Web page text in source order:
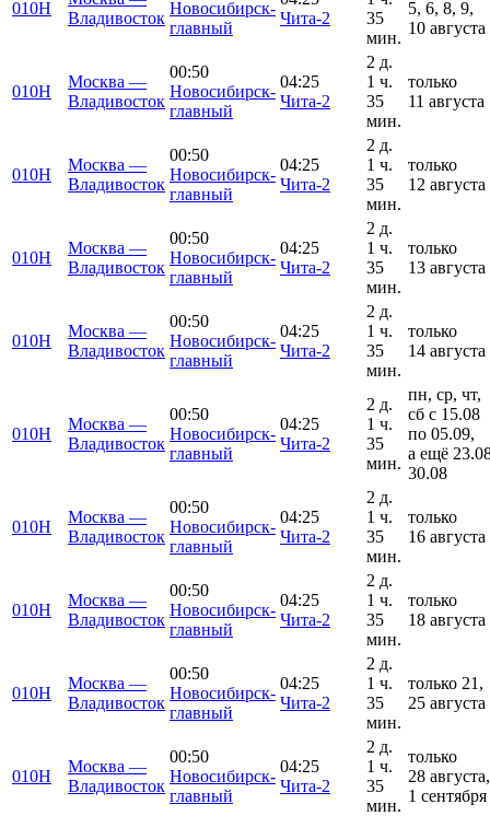
010Н
Владивосток
Новосибирск-
главный
Чита-2
35
мин.
5, 6, 8, 9,
10 августа
010Н
Москва —
Владивосток
00:50
Новосибирск-
главный
04:25
Чита-2
2 д.
1 ч.
35
мин.
только
11 августа
010Н
Москва —
Владивосток
00:50
Новосибирск-
главный
04:25
Чита-2
2 д.
1 ч.
35
мин.
только
12 августа
010Н
Москва —
Владивосток
00:50
Новосибирск-
главный
04:25
Чита-2
2 д.
1 ч.
35
мин.
только
13 августа
010Н
Москва —
Владивосток
00:50
Новосибирск-
главный
04:25
Чита-2
2 д.
1 ч.
35
мин.
только
14 августа
010Н
Москва —
Владивосток
00:50
Новосибирск-
главный
04:25
Чита-2
2 д.
1 ч.
35
мин.
пн, ср, чт,
сб с 15.08
по 05.09,
а ещё
30.08
010Н
Москва —
Владивосток
00:50
Новосибирск-
главный
04:25
Чита-2
2 д.
1 ч.
35
мин.
только
16 августа
010Н
Москва —
Владивосток
00:50
Новосибирск-
главный
04:25
Чита-2
2 д.
1 ч.
35
мин.
только
18 августа
010Н
Москва —
Владивосток
00:50
Новосибирск-
главный
04:25
Чита-2
2 д.
1 ч.
35
мин.
только 21,
25 августа
010Н
Москва —
Владивосток
00:50
Новосибирск-
главный
04:25
Чита-2
2 д.
1 ч.
35
мин.
только
28 августа,
1 сентября